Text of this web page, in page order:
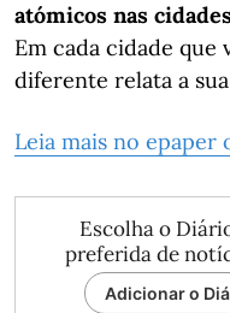
atómicos nas
Em cada cidade que
diferente relata a
Leia mais no epaper
Escolha o
preferida de
Adicionar o